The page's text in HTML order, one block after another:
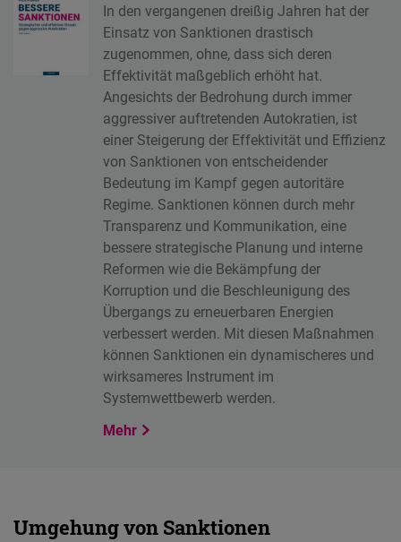
In den vergangenen dreißig Jahren hat der
Einsatz von Sanktionen drastisch
zugenommen, ohne, dass sich deren
Effektivität maßgeblich erhöht hat.
Angesichts der Bedrohung durch immer
aggressiver auftretenden Autokratien, ist
einer Steigerung der Effektivität und Effizienz
von Sanktionen von entscheidender
Bedeutung im Kampf gegen autoritäre
Regime. Sanktionen können durch mehr
Transparenz und Kommunikation, eine
bessere strategische Planung und interne
Reformen wie die Bekämpfung der
Korruption und die Beschleunigung des
Übergangs zu erneuerbaren Energien
verbessert werden. Mit diesen Maßnahmen
können Sanktionen ein dynamischeres und
wirksameres Instrument im
Systemwettbewerb werden.
Mehr
Umgehung von Sanktionen